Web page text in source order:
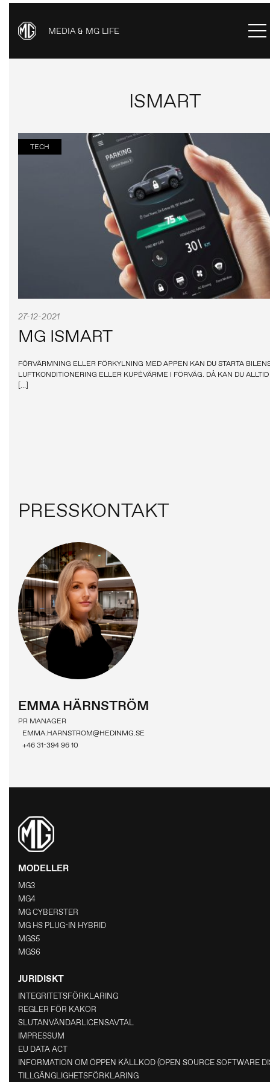
MEDIA & MG LIFE
PRESSMEDDELANDE
BLOGG
MEDIABANK
MG MOTOR
ISMART
TECH
27-12-2021
MG ISMART
FÖRVÄRMNING ELLER FÖRKYLNING MED APPEN KAN DU STARTA
LUFTKONDITIONERING ELLER KUPÉVÄRME I FÖRVÄG. DÅ KAN DU ALLTID
[…]
PRESSKONTAKT
EMMA HÄRNSTRÖM
PR MANAGER
EMMA.HARNSTROM@HEDINMG.SE
+46 31-394 96 10
MODELLER
MG3
MG4
MG CYBERSTER
MG HS PLUG-IN HYBRID
MGS5
MGS6
JURIDISKT
INTEGRITETSFÖRKLARING
REGLER FÖR KAKOR
SLUTANVÄNDARLICENSAVTAL
IMPRESSUM
EU DATA ACT
INFORMATION OM ÖPPEN KÄLLKOD (OPEN SOURCE SOFTWARE
TILLGÄNGLIGHETSFÖRKLARING